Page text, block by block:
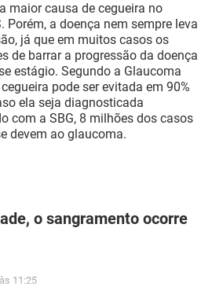
maior causa de cegueira no
Porém, a doença nem sempre leva
já que em muitos casos os
de barrar a progressão da doença
estágio. Segundo a Glaucoma
pode ser evitada em 90%
ela seja diagnosticada
com a SBG, 8 milhões dos casos
devem ao glaucoma.
o sangramento ocorre
11:25